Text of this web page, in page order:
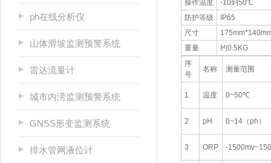
ph在线分析仪
山体滑坡监测预警系统
雷达流量计
城市内涝监测预警系统
GNSS形变监测系统
排水管网液位计
操作温度
-10到50℃
防护等级
IP65
尺寸
重量
约0.5KG
序
号
名称 测量范围
1 温度 0~50℃
2 pH 0~14（ph）
3 ORP -